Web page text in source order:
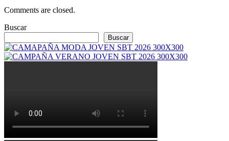
Comments are closed.
Buscar
Buscar